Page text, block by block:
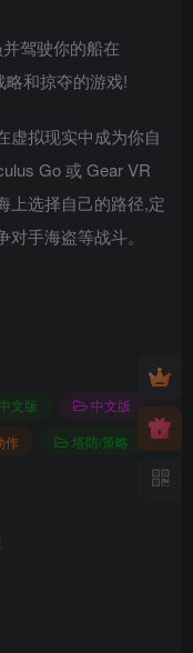
驾驶你的船在
和掠夺的游戏!
虚拟现实中成为你自
Go 或 Gear VR
上选择自己的路径,定
手海盗等战斗。
文版
中文版
作
塔防/策略